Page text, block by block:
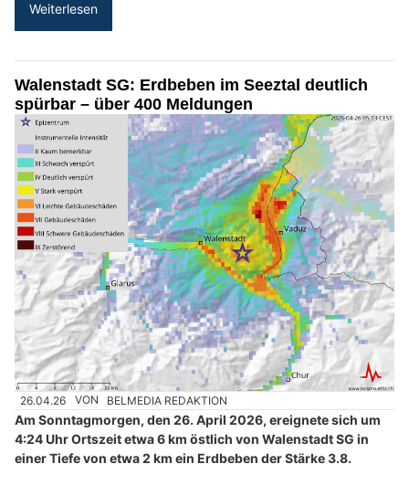
Weiterlesen
Walenstadt SG: Erdbeben im Seeztal deutlich
spürbar – über 400 Meldungen
26.04.26 VON BELMEDIA REDAKTION
Am Sonntagmorgen, den 26. April 2026, ereignete sich um
4:24 Uhr Ortszeit etwa 6 km östlich von Walenstadt SG in
einer Tiefe von etwa 2 km ein Erdbeben der Stärke 3.8.